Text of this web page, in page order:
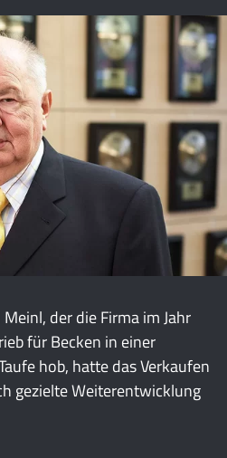
der die Firma im Jahr
für Becken in einer
hob, hatte das Verkaufen
gezielte Weiterentwicklung